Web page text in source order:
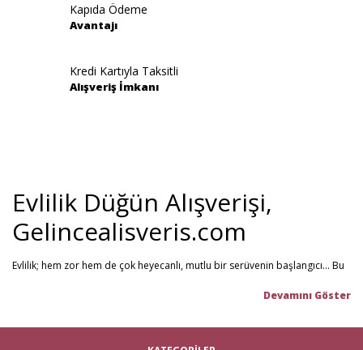
Kapıda Ödeme
Avantajı
Kredi Kartıyla Taksitli
Alışveriş İmkanı
Evlilik Düğün Alışverişi,
Gelincealisveris.com
Evlilik; hem zor hem de çok heyecanlı, mutlu bir serüvenin başlangıcı... Bu
Gelince Alışveriş; 2013 senesinden beri hizmet veren ve müşteri